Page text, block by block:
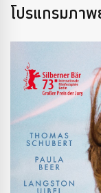
โปรแกรมภา